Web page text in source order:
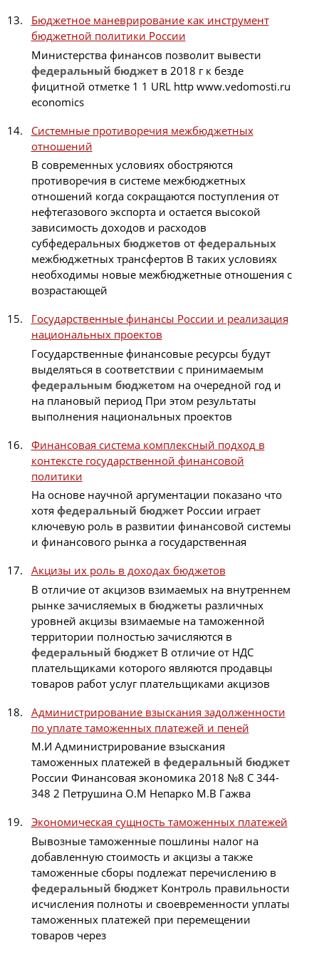
Бюджетное маневрирование как инструмент
бюджетной политики России
Министерства финансов позволит вывести
федеральный бюджетв 2018 г к безде
фицитной отметке 1 1 URL http www.vedomosti.ru
economics
Системные противоречия межбюджетных
отношений
В современных условиях обостряются
противоречия в системе межбюджетных
отношений когда сокращаются поступления от
нефтегазового экспорта и остается высокой
зависимость доходов и расходов
субфедеральных бюджетов от федеральных
межбюджетных трансфертов В таких условиях
необходимы новые межбюджетные отношения с
возрастающей
Государственные финансы России и реализация
национальных проектов
Государственные финансовые ресурсы будут
выделяться в соответствии с принимаемым
федеральным бюджетом на очередной год и
на плановый период При этом результаты
выполнения национальных проектов
Финансовая система комплексный подход в
контексте государственной финансовой
политики
На основе научной аргументации показано что
хотя федеральный бюджетРоссии играет
ключевую роль в развитии финансовой системы
и финансового рынка а государственная
Акцизы их роль в доходах бюджетов
В отличие от акцизов взимаемых на внутреннем
рынке зачисляемых в бюджеты различных
уровней акцизы взимаемые на таможенной
территории полностью зачисляются в
федеральный бюджетВ отличие от НДС
плательщиками которого являются продавцы
товаров работ услуг плательщиками акцизов
Администрирование взыскания задолженности
по уплате таможенных платежей и пеней
М.И Администрирование взыскания
таможенных платежей в федеральный бюджет
России Финансовая экономика 2018 №8 С 344-
348 2 Петрушина О.М Непарко М.В Гажва
Экономическая сущность таможенных платежей
Вывозные таможенные пошлины налог на
добавленную стоимость и акцизы а также
таможенные сборы подлежат перечислению в
федеральный бюджетКонтроль правильности
исчисления полноты и своевременности уплаты
таможенных платежей при перемещении
товаров через